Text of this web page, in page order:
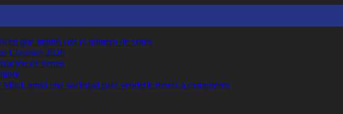
que mintió con el número de votos
Clausura 2026
de tierras
armó una sociedad para venderle tierras a extranjeros